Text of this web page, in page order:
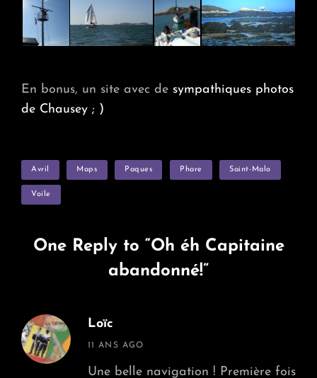
En bonus, un site avec de sympathiques photos
de Chausey ; )
TAGS
Avril Maps Paques Phare Saint-Malo
Voile
One Reply to “Oh éh Capitaine
abandonné!”
Loïc
says:
11 ANS AGO
Une belle navigation ! Première fois